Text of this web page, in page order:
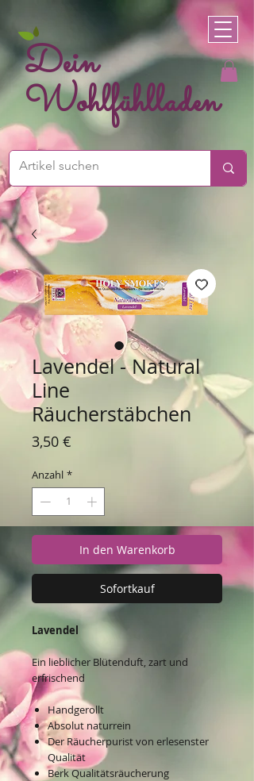
Dein
Wohlfühlladen
Lavendel - Natural
Line
Räucherstäbchen
3,50 €
Anzahl *
In den Warenkorb
Sofortkauf
Lavendel
Ein lieblicher Blütenduft, zart und
erfrischend
Handgerollt
Absolut naturrein
Der Räucherpurist von erlesenster
Qualität
Berk Qualitätsräucherung